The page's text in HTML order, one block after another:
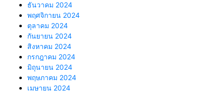
ธันวาคม 2024
พฤศจิกายน 2024
ตุลาคม 2024
กันยายน 2024
สิงหาคม 2024
กรกฎาคม 2024
มิถุนายน 2024
พฤษภาคม 2024
เมษายน 2024